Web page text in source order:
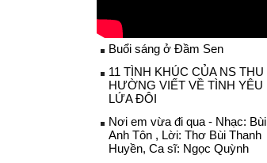
Buổi sáng ở Đầm Sen
11 TÌNH KHÚC CỦA NS THU
HƯỜNG VIẾT VỀ TÌNH YÊU
LỨA ĐÔI
Nơi em vừa đi qua - Nhạc: Bùi
Anh Tôn , Lời: Thơ Bùi Thanh
Huyền, Ca sĩ: Ngọc Quỳnh